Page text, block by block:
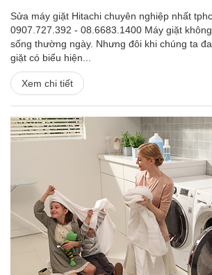
Sửa máy giặt Hitachi chuyên nghiệp nhất
0907.727.392 - 08.6683.1400 Máy giặt
sống thường ngày. Nhưng đôi khi chúng ta
giặt có biểu hiện...
Xem chi tiết